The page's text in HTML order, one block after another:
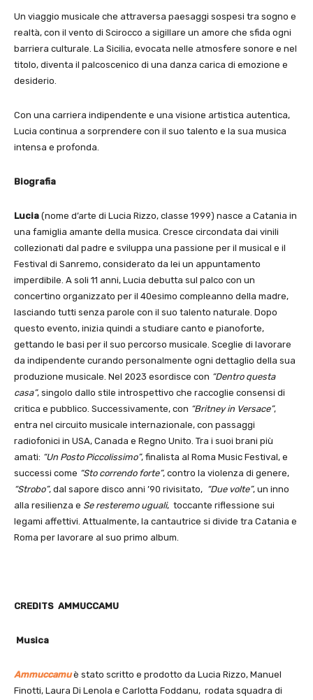
Un viaggio musicale che attraversa paesaggi sospesi tra sogno e
realtà, con il vento di Scirocco a sigillare un amore che sfida ogni
barriera culturale. La Sicilia, evocata nelle atmosfere sonore e nel
titolo, diventa il palcoscenico di una danza carica di emozione e
desiderio.
Con una carriera indipendente e una visione artistica autentica,
Lucia continua a sorprendere con il suo talento e la sua musica
intensa e profonda.
Biografia
Lucia (nome d’arte di Lucia Rizzo, classe 1999) nasce a Catania in
una famiglia amante della musica. Cresce circondata dai vinili
collezionati dal padre e sviluppa una passione per il musical e il
Festival di Sanremo, considerato da lei un appuntamento
imperdibile. A soli 11 anni, Lucia debutta sul palco con un
concertino organizzato per il 40esimo compleanno della madre,
lasciando tutti senza parole con il suo talento naturale. Dopo
questo evento, inizia quindi a studiare canto e pianoforte,
gettando le basi per il suo percorso musicale. Sceglie di lavorare
da indipendente curando personalmente ogni dettaglio della sua
produzione musicale. Nel 2023 esordisce con “Dentro questa
casa”, singolo dallo stile introspettivo che raccoglie consensi di
critica e pubblico. Successivamente, con “Britney in Versace”,
entra nel circuito musicale internazionale, con passaggi
radiofonici in USA, Canada e Regno Unito. Tra i suoi brani più
amati: “Un Posto Piccolissimo”, finalista al Roma Music Festival, e
successi come “Sto correndo forte”, contro la violenza di genere,
“Strobo”, dal sapore disco anni ’90 rivisitato, “Due volte”, un inno
alla resilienza e Se resteremo uguali, toccante riflessione sui
legami affettivi. Attualmente, la cantautrice si divide tra Catania e
Roma per lavorare al suo primo album.
CREDITS AMMUCCAMU
Musica
Ammuccamuè stato scritto e prodotto da Lucia Rizzo, Manuel
Finotti, Laura Di Lenola e Carlotta Foddanu, rodata squadra di